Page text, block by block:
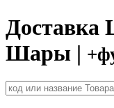
Доставка
Шары |